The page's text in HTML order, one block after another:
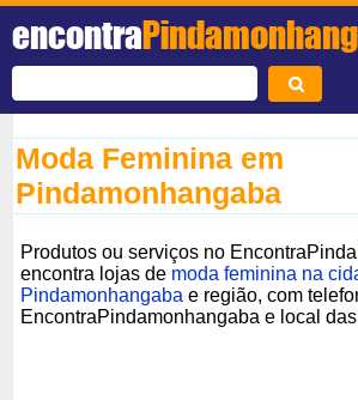
encontra
Moda Feminina em
Pindamonhangaba
Produtos ou serviços no
encontra lojas de moda feminina na
Pindamonhangaba e região, com
EncontraPindamonhangaba e local